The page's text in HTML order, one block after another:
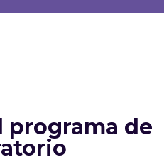
programa de